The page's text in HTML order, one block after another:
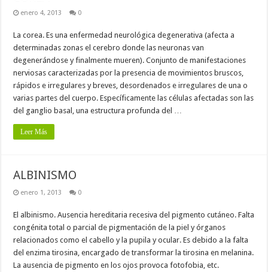
enero 4, 2013 0
La corea. Es una enfermedad neurológica degenerativa (afecta a
determinadas zonas el cerebro donde las neuronas van
degenerándose y finalmente mueren). Conjunto de manifestaciones
nerviosas caracterizadas por la presencia de movimientos bruscos,
rápidos e irregulares y breves, desordenados e irregulares de una o
varias partes del cuerpo. Específicamente las células afectadas son las
del ganglio basal, una estructura profunda del …
Leer Más
ALBINISMO
enero 1, 2013 0
El albinismo. Ausencia hereditaria recesiva del pigmento cutáneo. Falta
congénita total o parcial de pigmentación de la piel y órganos
relacionados como el cabello y la pupila y ocular. Es debido a la falta
del enzima tirosina, encargado de transformar la tirosina en melanina.
La ausencia de pigmento en los ojos provoca fotofobia, etc.